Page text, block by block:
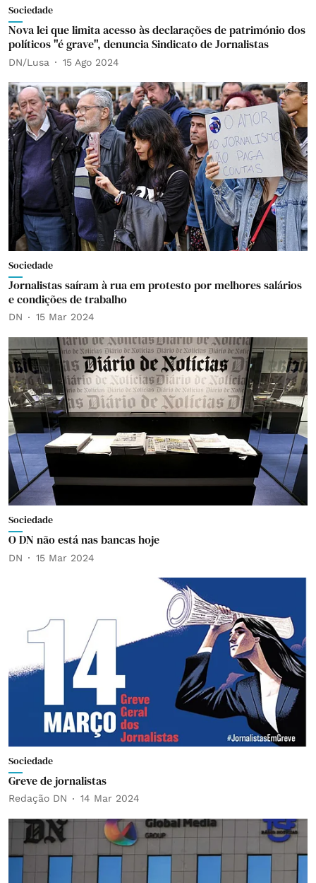
Sociedade
Nova lei que limita acesso às declarações de património dos
políticos "é grave", denuncia Sindicato de Jornalistas
DN/Lusa 15 Ago 2024
Sociedade
Jornalistas saíram à rua em protesto por melhores salários
e condições de trabalho
DN 15 Mar 2024
Sociedade
O DN não está nas bancas hoje
DN 15 Mar 2024
Sociedade
Greve de jornalistas
Redação DN 14 Mar 2024